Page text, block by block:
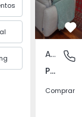
Póvoa
Apartamento
Póvoa de Varzim, Beiriz e Argivai, Porto
Comprar